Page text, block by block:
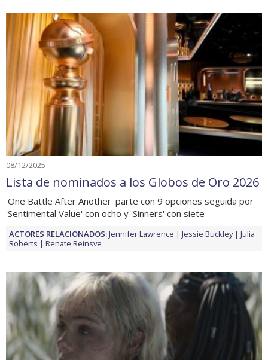
08/12/2025
Lista de nominados a los Globos de Oro 2026
'One Battle After Another' parte con 9 opciones seguida por
'Sentimental Value' con ocho y 'Sinners' con siete
ACTORES RELACIONADOS:Jennifer Lawrence Jessie Buckley
Julia
Roberts
Renate Reinsve